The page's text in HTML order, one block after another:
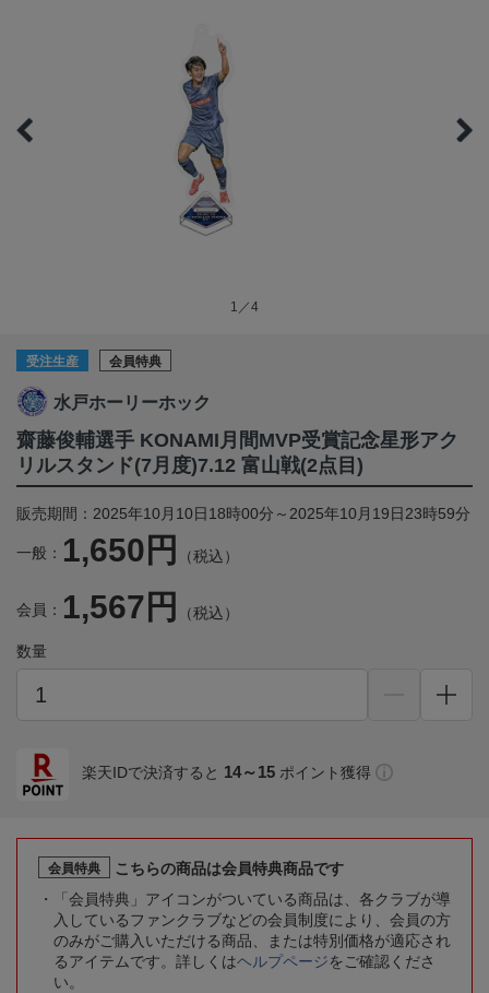
1／4
受注生産 会員特典
水戸ホーリーホック
齋藤俊輔選手 KONAMI月間MVP受賞記念星形アク
リルスタンド(7月度)7.12 富山戦(2点目)
販売期間：2025年10月10日18時00分～2025年10月19日23時59分
一般： 1,650円 （税込）
会員： 1,567円 （税込）
数量
楽天IDで決済すると 14～15 ポイント獲得
会員特典
こちらの商品は会員特典商品です
「会員特典」アイコンがついている商品は、各クラブが導
入しているファンクラブなどの会員制度により、会員の方
のみがご購入いただける商品、または特別価格が適応され
るアイテムです。詳しくはヘルプページをご確認くださ
い。